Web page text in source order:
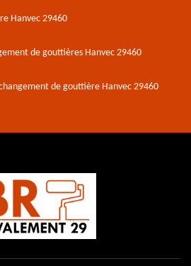
Hanvec 29460
de gouttières Hanvec 29460
de gouttière Hanvec 29460